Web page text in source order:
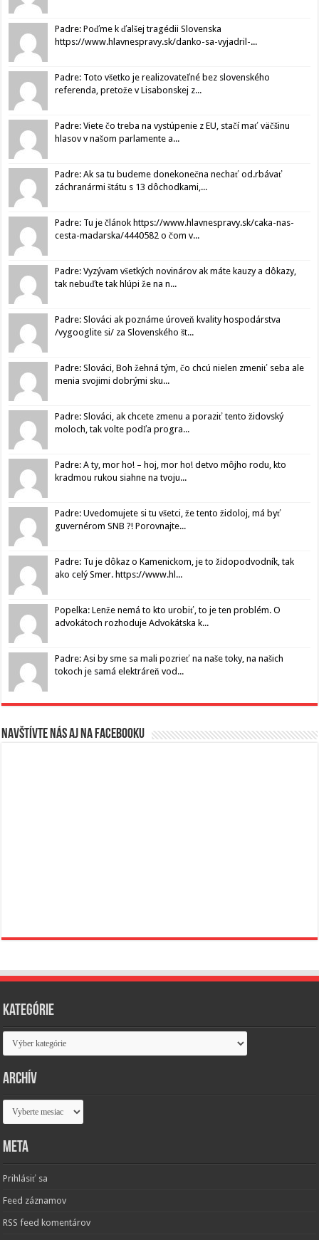
Padre: Poďme k ďalšej tragédii Slovenska
https://www.hlavnespravy.sk/danko-sa-vyjadril-...
Padre: Toto všetko je realizovateľné bez slovenského
referenda, pretože v Lisabonskej z...
Padre: Viete čo treba na vystúpenie z EU, stačí mať väčšinu
hlasov v našom parlamente a...
Padre: Ak sa tu budeme donekonečna nechať od.rbávať
záchranármi štátu s 13 dôchodkami,...
Padre: Tu je článok https://www.hlavnespravy.sk/caka-nas-
cesta-madarska/4440582 o čom v...
Padre: Vyzývam všetkých novinárov ak máte kauzy a dôkazy,
tak nebuďte tak hlúpi že na n...
Padre: Slováci ak poznáme úroveň kvality hospodárstva
/vygooglite si/ za Slovenského št...
Padre: Slováci, Boh žehná tým, čo chcú nielen zmeniť seba ale
menia svojimi dobrými sku...
Padre: Slováci, ak chcete zmenu a poraziť tento židovský
moloch, tak volte podľa progra...
Padre: A ty, mor ho! – hoj, mor ho! detvo môjho rodu, kto
kradmou rukou siahne na tvoju...
Padre: Uvedomujete si tu všetci, že tento židoloj, má byť
guvernérom SNB ?! Porovnajte...
Padre: Tu je dôkaz o Kamenickom, je to židopodvodník, tak
ako celý Smer. https://www.hl...
Popelka: Lenže nemá to kto urobiť, to je ten problém. O
advokátoch rozhoduje Advokátska k...
Padre: Asi by sme sa mali pozrieť na naše toky, na našich
tokoch je samá elektráreň vod...
Navštívte nás aj na Facebooku
Kategórie
Kategórie
Archív
Archív
Meta
Prihlásiť sa
Feed záznamov
RSS feed komentárov